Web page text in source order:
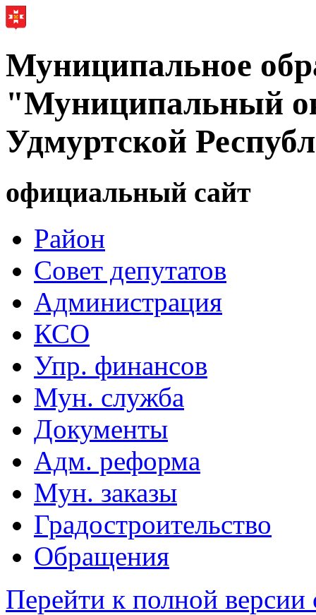
Муниципальное
"Муниципальный
Удмуртской
официальный сайт
Район
Совет депутатов
Администрация
КСО
Упр. финансов
Мун. служба
Документы
Адм. реформа
Мун. заказы
Градостроительство
Обращения
Перейти к полной версии